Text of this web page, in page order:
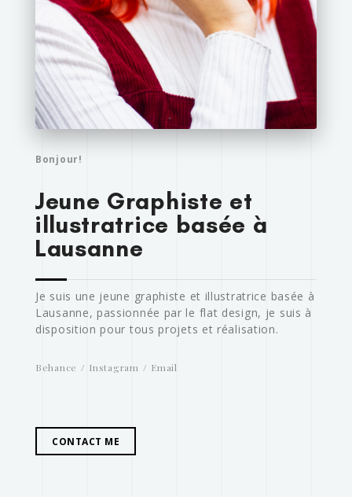
Bonjour!
Jeune Graphiste et
illustratrice basée à
Lausanne
Je suis une jeune graphiste et illustratrice basée à
Lausanne, passionnée par le flat design, je suis à
disposition pour tous projets et réalisation.
Behance Instagram Email
CONTACT ME